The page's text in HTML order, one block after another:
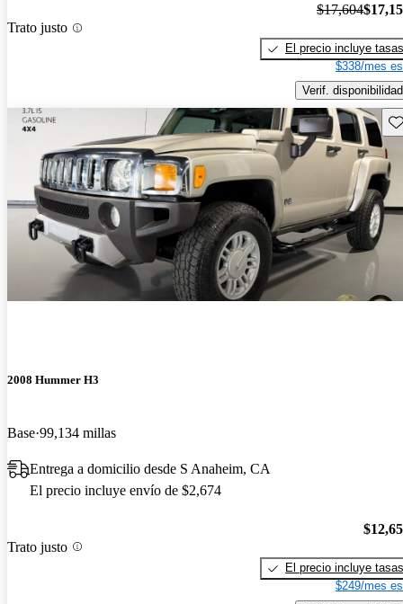
Trato justo
$17,604
El precio incluye tasas
$338/mes
Verif. disponibilidad
2008 Hummer H3
Base 99,134 millas
Entrega a domicilio desde S Anaheim, CA
El precio incluye envío de $2,674
Trato justo
El precio incluye tasas
$249/mes